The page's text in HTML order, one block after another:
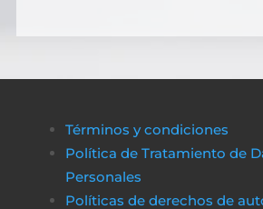
Términos y condiciones
Política de Tratamiento de
Personales
Políticas de derechos de